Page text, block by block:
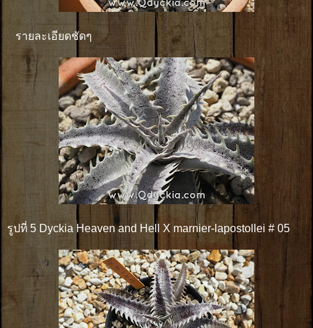
รายละเอียดชัดๆ
รูปที่ 5 Dyckia Heaven and Hell X marnier-lapostollei # 05